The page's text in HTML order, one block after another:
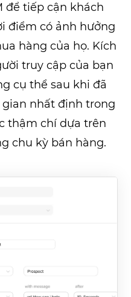
để tiếp cận khách
điểm có ảnh hưởng
hàng của họ. Kích
truy cập của bạn
cụ thể sau khi đã
nhất định trong
thậm chí dựa trên
chu kỳ bán hàng.